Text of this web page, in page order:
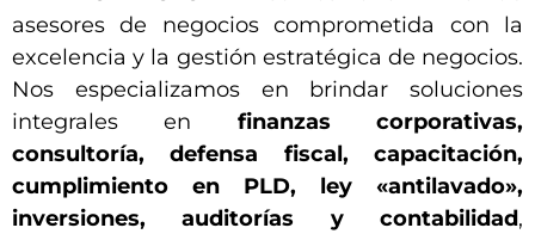
asesores de negocios comprometida con la
excelencia y la gestión estratégica de negocios.
Nos especializamos en brindar soluciones
integrales en finanzas corporativas,
consultoría, defensa fiscal, capacitación,
cumplimiento en PLD, ley «antilavado»,
inversiones, auditorías y contabilidad,